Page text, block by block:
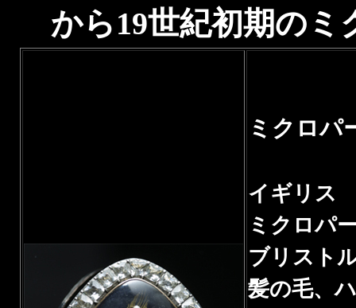
から19世紀初期の
ミクロ
イギリス
ミクロパ
ブリスト
髪の毛、